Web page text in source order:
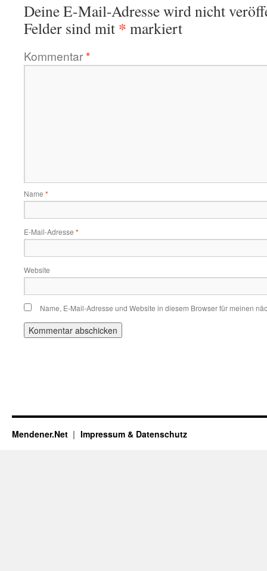
Deine E-Mail-Adresse wird nicht
Felder sind mit * markiert
Kommentar*
Name *
E-Mail-Adresse *
Website
Name, E-Mail-Adresse und Website in diesem Browser für meinen
Mendener.Net Impressum & Datenschutz